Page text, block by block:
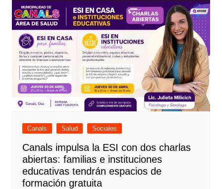
Canals Salud Sociales
Canals impulsa la ESI con dos charlas
abiertas: familias e instituciones
educativas tendrán espacios de
formación gratuita